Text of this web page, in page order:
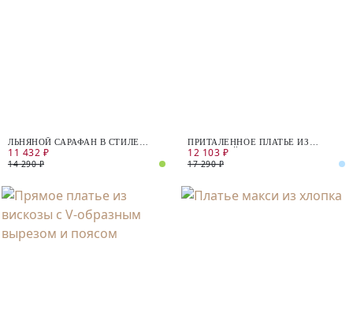
ЛЬНЯНОЙ САРАФАН В СТИЛЕ
САФАРИ
11 432 ₽
14 290 ₽
ПРИТАЛЕННОЕ ПЛАТЬЕ ИЗ
ТВИДОВОЙ ТКАНИ
12 103 ₽
17 290 ₽